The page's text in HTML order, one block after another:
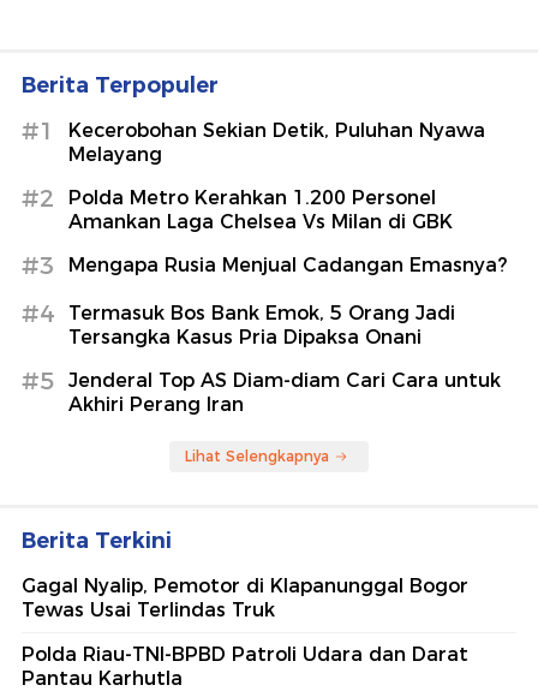
Berita Terpopuler
#1
Kecerobohan Sekian Detik, Puluhan Nyawa
Melayang
#2
Polda Metro Kerahkan 1.200 Personel
Amankan Laga Chelsea Vs Milan di GBK
#3 Mengapa Rusia Menjual Cadangan Emasnya?
#4
Termasuk Bos Bank Emok, 5 Orang Jadi
Tersangka Kasus Pria Dipaksa Onani
#5
Jenderal Top AS Diam-diam Cari Cara untuk
Akhiri Perang Iran
Lihat Selengkapnya
Berita Terkini
Gagal Nyalip, Pemotor di Klapanunggal Bogor
Tewas Usai Terlindas Truk
Polda Riau-TNI-BPBD Patroli Udara dan Darat
Pantau Karhutla